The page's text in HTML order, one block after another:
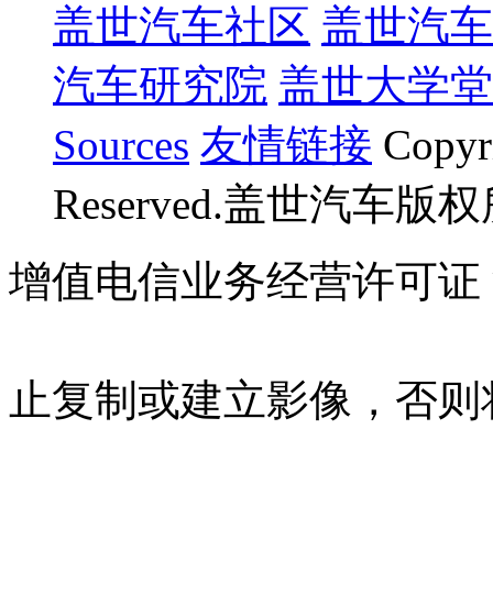
盖世汽车社区 盖世汽
汽车研究院 盖世大学堂
Sources 友情链接
Reserved.盖世汽车版
增值电信业务经营许可证
止复制或建立影像，否